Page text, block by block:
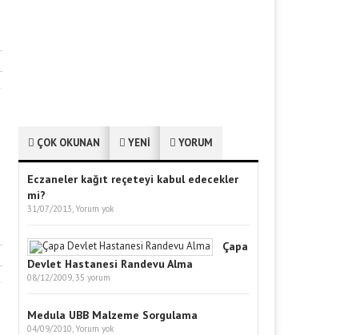
ÇOK OKUNAN YENİ YORUM
Eczaneler kağıt reçeteyi kabul edecekler
mi?
31/07/2013, Yorum yok
Çapa
Devlet Hastanesi Randevu Alma
08/12/2009, 35 yorum
Medula UBB Malzeme Sorgulama
04/09/2010, Yorum yok